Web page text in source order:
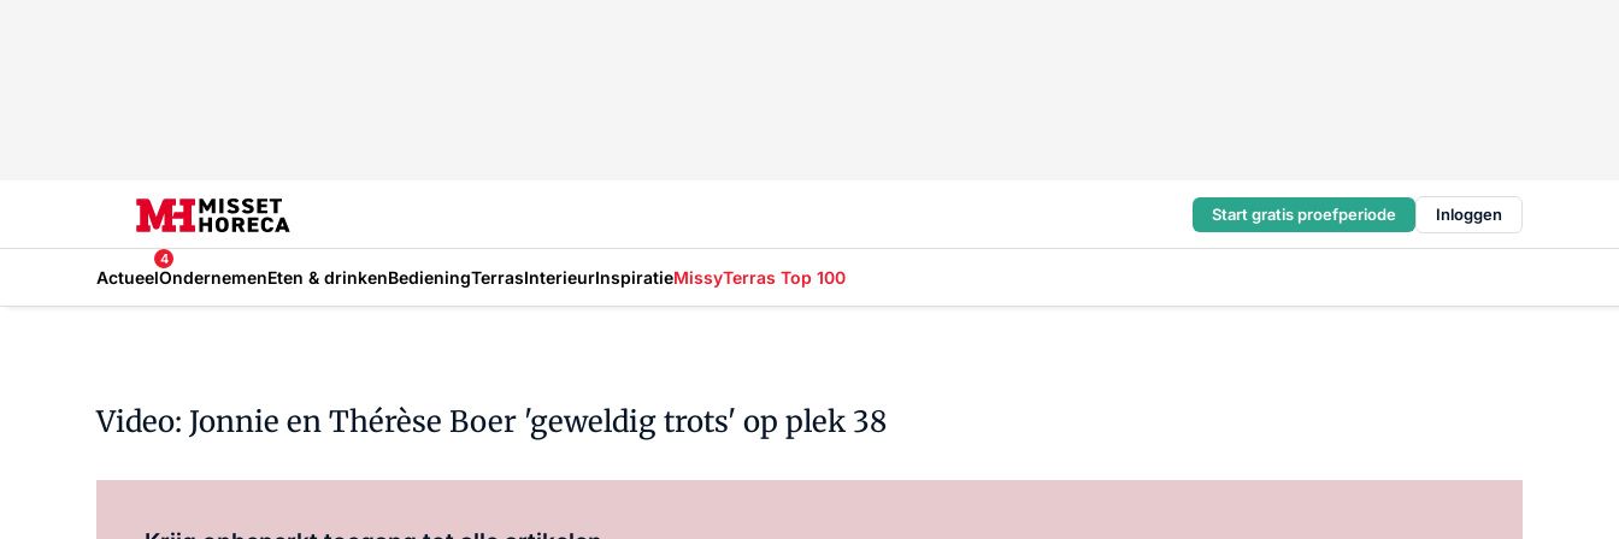
Start gratis proefperiode Inloggen
Actueel
4
OndernemenEten & drinkenBedieningTerrasInterieurInspiratieMissyTerras Top 100
Video: Jonnie en Thérèse Boer 'geweldig trots' op plek 38